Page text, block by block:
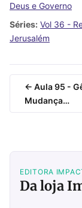
Deus e Governo
Séries: Vol 36 -
Jerusalém
← Aula 95 -
Mudança…
EDITORA
Da loja